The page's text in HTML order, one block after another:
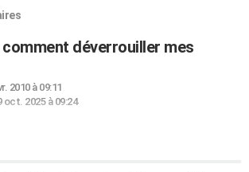
comment déverrouiller mes
2010 à 09:11
oct. 2025 à 09:24